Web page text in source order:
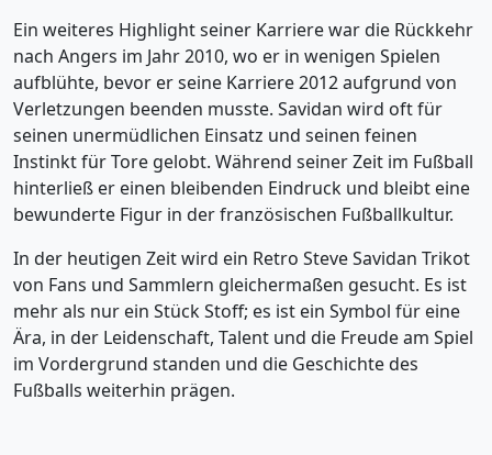
Ein weiteres Highlight seiner Karriere war die Rückkehr
nach Angers im Jahr 2010, wo er in wenigen Spielen
aufblühte, bevor er seine Karriere 2012 aufgrund von
Verletzungen beenden musste. Savidan wird oft für
seinen unermüdlichen Einsatz und seinen feinen
Instinkt für Tore gelobt. Während seiner Zeit im Fußball
hinterließ er einen bleibenden Eindruck und bleibt eine
bewunderte Figur in der französischen Fußballkultur.
In der heutigen Zeit wird ein Retro Steve Savidan Trikot
von Fans und Sammlern gleichermaßen gesucht. Es ist
mehr als nur ein Stück Stoff; es ist ein Symbol für eine
Ära, in der Leidenschaft, Talent und die Freude am Spiel
im Vordergrund standen und die Geschichte des
Fußballs weiterhin prägen.